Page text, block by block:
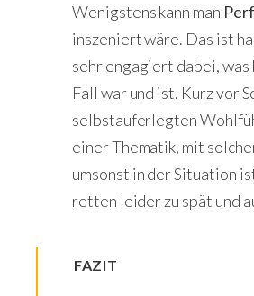
Wenigstens kann man
inszeniert wäre. Das ist
sehr engagiert dabei,
Fall war und ist. Kurz vor
selbstauferlegten
einer Thematik, mit
umsonst in der Situation
retten leider zu spät und
FAZIT